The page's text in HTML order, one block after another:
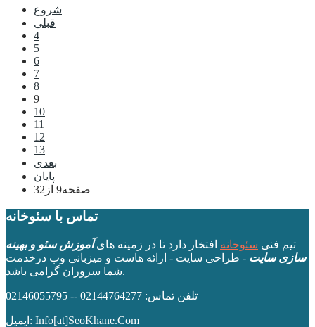
شروع
قبلی
4
5
6
7
8
9
10
11
12
13
بعدی
پایان
صفحه9 از32
تماس با سئوخانه
تیم فنی سئوخانه افتخار دارد تا در زمینه هایآموزش سئو و بهینه
سازی سایت - طراحی سایت - ارائه هاست و میزبانی وب درخدمت
شما سروران گرامی باشد.
تلفن تماس: 02144764277 -- 02146055795
ایمیل: Info[at]SeoKhane.Com